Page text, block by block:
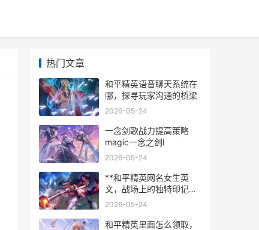
热门文章
和平精英语音聊天系统在
哪，探寻玩家沟通的桥梁
2026-05-24
一念剑歌战力提高策略
magic一念之剑l
2026-05-24
**和平精英网名女生英
文，战场上的独特印记与
魅力**
2026-05-24
和平精英里面怎么领取，